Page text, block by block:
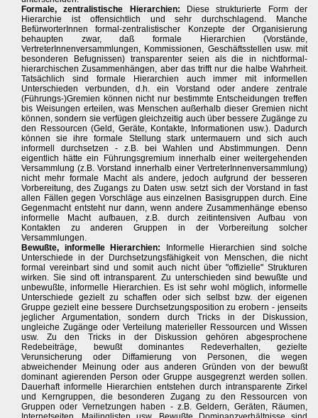
Formale, zentralistische Hierarchien: Diese strukturierte Form der
Hierarchie ist offensichtlich und sehr durchschlagend. Manche
BefürworterInnen formal-zentralistischer Konzepte der Organisierung
behaupten zwar, daß formale Hierarchien (Vorstände,
VertreterInnenversammlungen, Kommissionen, Geschäftsstellen usw. mit
besonderen Befugnissen) transparenter seien als die in nichtformal-
hierarchischen Zusammenhängen, aber das trifft nur die halbe Wahrheit.
Tatsächlich sind formale Hierarchien auch immer mit informellen
Unterschieden verbunden, d.h. ein Vorstand oder andere zentrale
(Führungs-)Gremien können nicht nur bestimmte Entscheidungen treffen
bis Weisungen erteilen, was Menschen außerhalb dieser Gremien nicht
können, sondern sie verfügen gleichzeitig auch über bessere Zugänge zu
den Ressourcen (Geld, Geräte, Kontakte, Informationen usw.). Dadurch
können sie ihre formale Stellung stark untermauern und sich auch
informell durchsetzen - z.B. bei Wahlen und Abstimmungen. Denn
eigentlich hätte ein Führungsgremium innerhalb einer weitergehenden
Versammlung (z.B. Vorstand innerhalb einer VertreterInnenversammlung)
nicht mehr formale Macht als andere, jedoch aufgrund der besseren
Vorbereitung, des Zugangs zu Daten usw. setzt sich der Vorstand in fast
allen Fällen gegen Vorschläge aus einzelnen Basisgruppen durch. Eine
Gegenmacht entsteht nur dann, wenn andere Zusammenhänge ebenso
informelle Macht aufbauen, z.B. durch zeitintensiven Aufbau von
Kontakten zu anderen Gruppen in der Vorbereitung solcher
Versammlungen.
Bewußte, informelle Hierarchien: Informelle Hierarchien sind solche
Unterschiede in der Durchsetzungsfähigkeit von Menschen, die nicht
formal vereinbart sind und somit auch nicht über "offizielle" Strukturen
wirken. Sie sind oft intransparent. Zu unterschieden sind bewußte und
unbewußte, informelle Hierarchien. Es ist sehr wohl möglich, informelle
Unterschiede gezielt zu schaffen oder sich selbst bzw. der eigenen
Gruppe gezielt eine bessere Durchsetzungsposition zu erobern - jenseits
jeglicher Argumentation, sondern durch Tricks in der Diskussion,
ungleiche Zugänge oder Verteilung materieller Ressourcen und Wissen
usw. Zu den Tricks in der Diskussion gehören abgesprochene
Redebeiträge, bewußt dominantes Redeverhalten, gezielte
Verunsicherung oder Diffamierung von Personen, die wegen
abweichender Meinung oder aus anderen Gründen von der bewußt
dominant agierenden Person oder Gruppe ausgegrenzt werden sollen.
Dauerhaft informelle Hierarchien entstehen durch intransparente Zirkel
und Kerngruppen, die besonderen Zugang zu den Ressourcen von
Gruppen oder Vernetzungen haben - z.B. Geldern, Geräten, Räumen,